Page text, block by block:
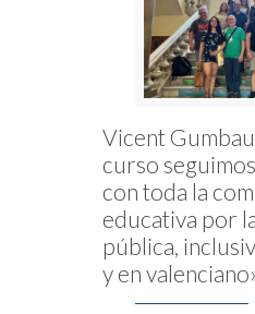
Vicent
curso
con toda la
educativa por
pública,
y en